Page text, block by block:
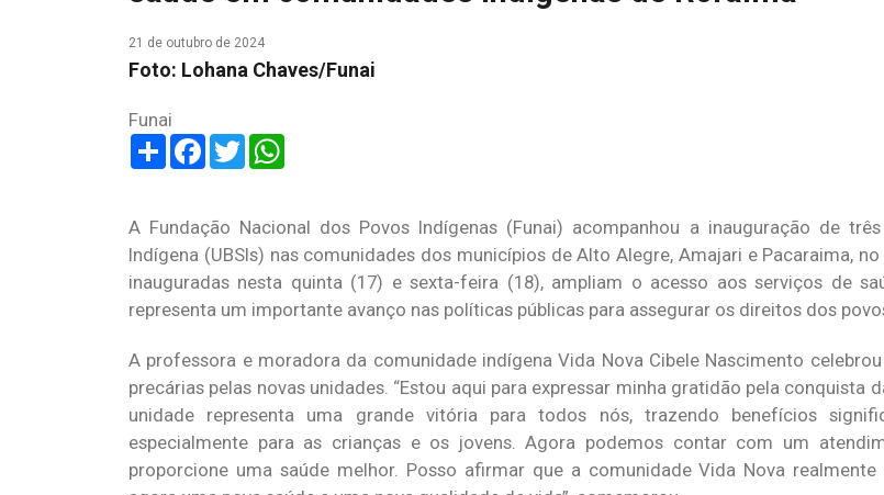
21 de outubro de 2024
Foto: Lohana Chaves/Funai
Funai
ShareFacebook
Twitter
A Fundação Nacional dos Povos Indígenas (Funai) acompanhou a inauguração de
Indígena (UBSIs) nas comunidades dos municípios de Alto Alegre, Amajari e Pacaraima,
inauguradas nesta quinta (17) e sexta-feira (18), ampliam o acesso aos serviços de
representa um importante avanço nas políticas públicas para assegurar os direitos dos
A professora e moradora da comunidade indígena Vida Nova Cibele Nascimento
precárias pelas novas unidades. “Estou aqui para expressar minha gratidão pela conquista
unidade representa uma grande vitória para todos nós, trazendo benefícios
especialmente para as crianças e os jovens. Agora podemos contar com um
proporcione uma saúde melhor. Posso afirmar que a comunidade Vida Nova